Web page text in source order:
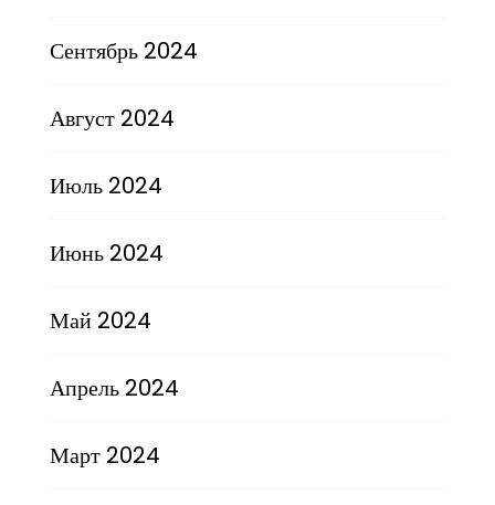
Сентябрь 2024
Август 2024
Июль 2024
Июнь 2024
Май 2024
Апрель 2024
Март 2024